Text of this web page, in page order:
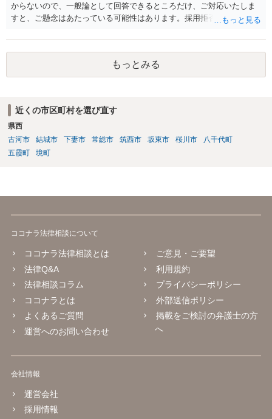
からないので、一般論として回答できるところだけ、ご対応いたしま
すと、ご懸念はあたっている可能性はあります。採用拒否、採用内定
の内容が有効にならない可能性はありますし、そもそも契約が無効に
なる可能性はあります。本件は、法的に正確に分析すべき事案です。
素人判断は大いに危険です。法的に正確に分析されたい場合には、労
働法にかなり詳しく、上記に関連した法理等にも通じた弁護士等に相
もっとみる
近くの市区町村を選び直す
県西
古河市
結城市 下妻市 常総市 筑西市 坂東市 桜川市
八千代町
五霞町
境町
ココナラ法律相談について
ココナラ法律相談とは
法律Q&A
法律相談コラム
ココナラとは
よくあるご質問
運営へのお問い合わせ
ご意見・ご要望
利用規約
プライバシーポリシー
外部送信ポリシー
掲載をご検討の弁護士の方
へ
会社情報
運営会社
採用情報